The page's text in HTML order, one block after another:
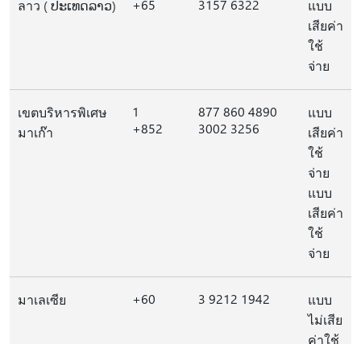
ลาว ( ປະເທດລາວ) +65 3157 6322
แบบ
เสียค่า
ใช้
จ่าย
เขตบริหารพิเศษ
มาเก๊า
1
+852
877 860 4890
3002 3256
แบบ
เสียค่า
ใช้
จ่าย
แบบ
เสียค่า
ใช้
จ่าย
มาเลเซีย +60 3 9212 1942
แบบ
ไม่เสีย
ค่าใช้